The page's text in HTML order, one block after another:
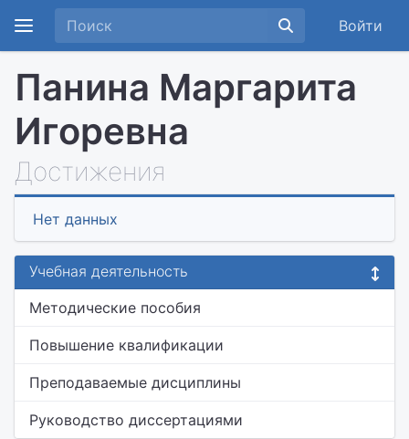
Войти
Панина Маргарита
Игоревна
Достижения
Нет данных
Учебная деятельность
Методические пособия
Повышение квалификации
Преподаваемые дисциплины
Руководство диссертациями